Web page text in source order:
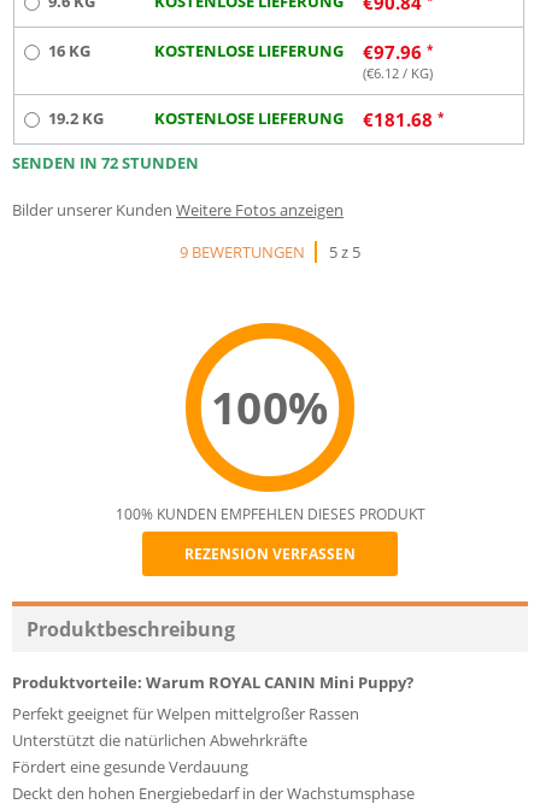
16 KG KOSTENLOSE LIEFERUNG €97.96
(€6.12 / KG)
19.2 KG KOSTENLOSE LIEFERUNG €181.68
SENDEN IN 72 STUNDEN
Bilder unserer Kunden Weitere Fotos anzeigen
9 BEWERTUNGEN
5 z 5
100%
Recommend
100% KUNDEN EMPFEHLEN DIESES PRODUKT
REZENSION VERFASSEN
Produktbeschreibung
Produktvorteile: Warum ROYAL CANIN Mini Puppy?
Perfekt geeignet für Welpen mittelgroßer Rassen
Unterstützt die natürlichen Abwehrkräfte
Fördert eine gesunde Verdauung
Deckt den hohen Energiebedarf in der Wachstumsphase